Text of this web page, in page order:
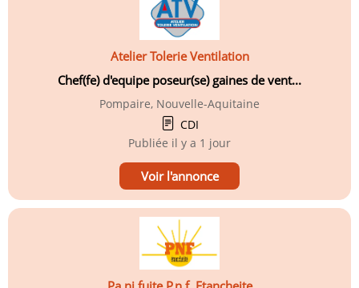
Atelier Tolerie Ventilation
Chef(fe) d'equipe poseur(se) gaines de vent...
Pompaire, Nouvelle-Aquitaine
CDI
Publiée il y a 1 jour
Voir l'annonce